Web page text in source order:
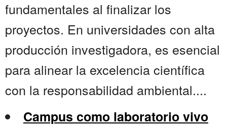
fundamentales al finalizar los
proyectos. En universidades con alta
producción investigadora, es esencial
para alinear la excelencia científica
con la responsabilidad ambiental....
Campus como laboratorio vivo